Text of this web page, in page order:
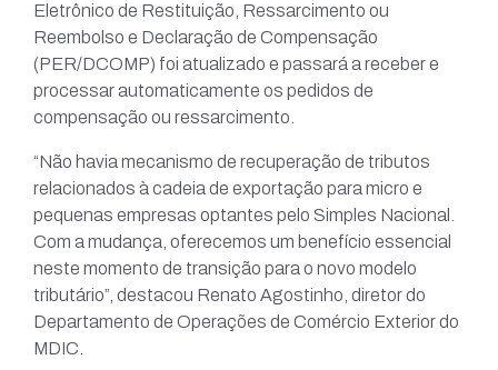
Eletrônico de Restituição, Ressarcimento ou
Reembolso e Declaração de Compensação
(PER/DCOMP) foi atualizado e passará a receber e
processar automaticamente os pedidos de
compensação ou ressarcimento.
“Não havia mecanismo de recuperação de tributos
relacionados à cadeia de exportação para micro e
pequenas empresas optantes pelo Simples Nacional.
Com a mudança, oferecemos um benefício essencial
neste momento de transição para o novo modelo
tributário”, destacou Renato Agostinho, diretor do
Departamento de Operações de Comércio Exterior do
MDIC.